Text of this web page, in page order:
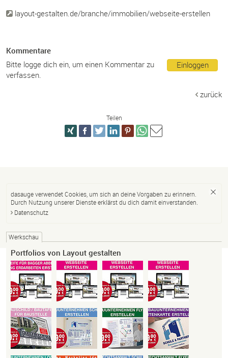
layout-gestalten.de/branche/immobilien/webseite-erstellen
Kommentare
Einloggen
Bitte logge dich ein, um einen Kommentar zu
verfassen.
zurück
Teilen
dasauge verwendet Cookies, um sich an deine Vorgaben zu erinnern.
Durch Nutzung unserer Dienste erklärst du dich damit einverstanden.
Datenschutz
Werkschau
Portfolios von Layout gestalten